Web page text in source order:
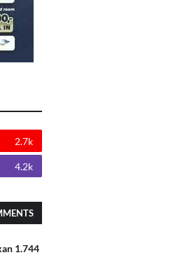
2.7k
4.2k
1.744